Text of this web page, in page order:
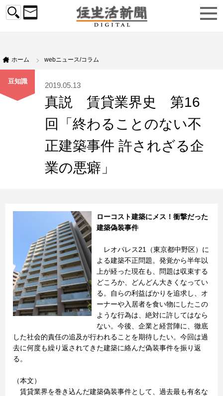
ホーム webニュース/コラム
豆知識 2019.05.13
真説 賃貸業界史 第16
回「終わることのない不
正建築事件 許されざる企
業の悪癖」
ローコスト建築にメス！衝撃だった
建築偽装事件
レオパレス21（東京都中野区）に
よる建築不正問題。発覚から半年以
上が経った現在も、問題は収束する
どころか、どんどん大きくなってい
る。自らの利益ばかりを追求し、オ
ーナーや入居者を食い物にしたこの
ような行為は、絶対に許してはなら
ない。今後、企業と経営陣に、徹底
した社会的責任の追及が行われることを期待したい。今回は過
去に何度も繰り返されてきた建築に絡んだ偽装事件を振り返
る。
（本文）
賃貸業界を巻き込んだ建築偽装事件として、過去最も有名な